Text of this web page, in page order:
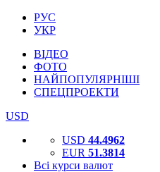
РУС
УКР
ВІДЕО
ФОТО
НАЙПОПУЛЯРНІШІ
СПЕЦПРОЕКТИ
USD
USD 44.4962
EUR 51.3814
Всі курси валют